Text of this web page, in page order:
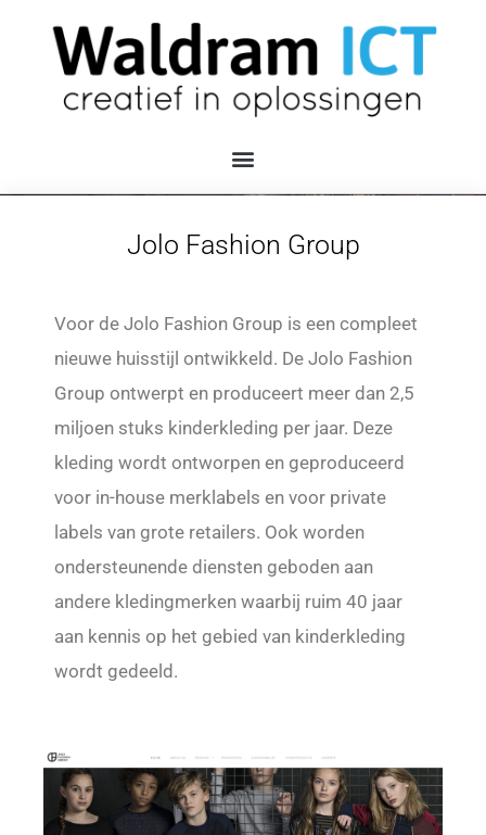
Jolo Fashion Group
Voor de Jolo Fashion Group is een compleet
nieuwe huisstijl ontwikkeld. De Jolo Fashion
Group ontwerpt en produceert meer dan 2,5
miljoen stuks kinderkleding per jaar. Deze
kleding wordt ontworpen en geproduceerd
voor in-house merklabels en voor private
labels van grote retailers. Ook worden
ondersteunende diensten geboden aan
andere kledingmerken waarbij ruim 40 jaar
aan kennis op het gebied van kinderkleding
wordt gedeeld.